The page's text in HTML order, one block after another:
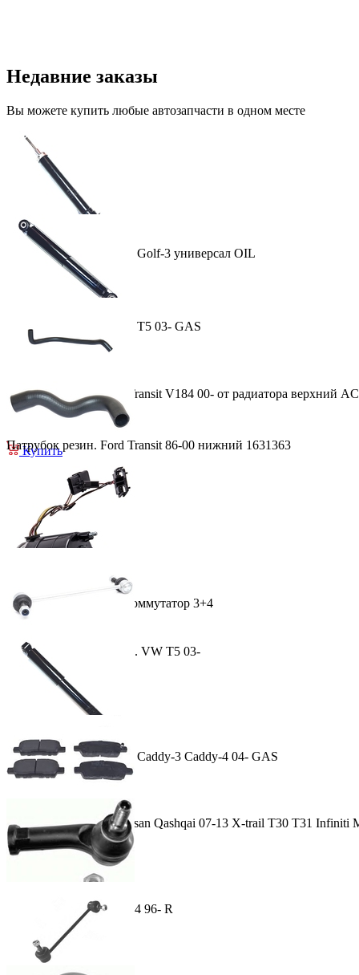
Недавние заказы
Вы можете купить любые автозапчасти в одном месте
Амортизатор задн. VW Golf-3 универсал OIL
Амортизатор задн. VW Т5 03- GAS
Патрубок резин. Ford Transit V184 00- от радиатора верхний
224.00 лей
Купить
Патрубок резин. Ford Transit 86-00 нижний 1631363
Купить
Трамблёр Opel 1.6SV коммутатор 3+4
Купить
Тяга стабилизатора пер. VW T5 03-
118.00 лей
Амортизатор задн. VW Caddy-3 Caddy-4 04- GAS
Колодки задн. диск Nissan Qashqai 07-13 X-trail T30 T31 Infiniti
168.00 лей
Наконечник рул. VW Т4 96- R
131.00 лей
Купить